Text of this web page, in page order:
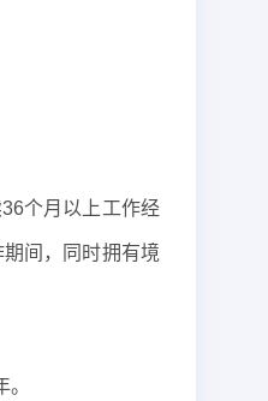
个月以上工作经
间，同时拥有境